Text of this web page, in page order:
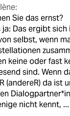
Sie das ernst?
ja: Das ergibt
selbst, wenn
keine oder fast
sind. Wenn
(andereR) da ist
nicht kennt, ...